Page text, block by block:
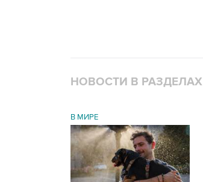
НОВОСТИ В РАЗДЕЛАХ
В МИРЕ